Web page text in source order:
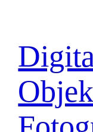
springen